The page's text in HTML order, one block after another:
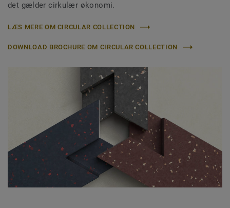
det gælder cirkulær økonomi.
LÆS MERE OM CIRCULAR COLLECTION
DOWNLOAD BROCHURE OM CIRCULAR COLLECTION